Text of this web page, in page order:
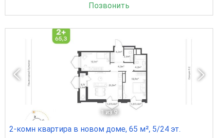
Позвонить
1 из 9
2-комн квартира в новом доме, 65 м², 5/24 эт.